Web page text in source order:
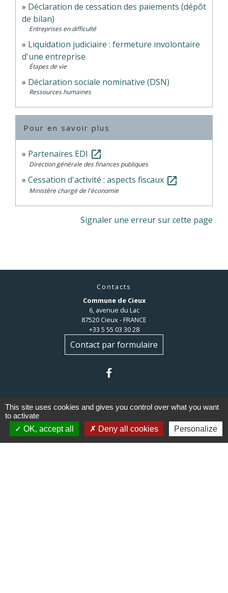
Déclaration de cessation des paiements (dépôt
de bilan)
Entreprises en difficulté
Liquidation judiciaire : fermeture involontaire
d'une entreprise
Étapes de vie
Déclaration sociale nominative (DSN)
Ressources humaines
Pour en savoir plus
Partenaires EDI open_in_new
Direction générale des finances publiques
Cessation d'activité : aspects fiscaux open_in_new
Ministère chargé de l'économie
Signaler une erreur sur cette page
Contacts
Commune de Cieux
6, avenue du Lac
87520 Cieux - FRANCE
+33 5 55 03 30 28
Contact par formulaire
Liens
This site uses cookies and gives you control over what you want
to activate
OK, accept all
Deny all cookies Personalize